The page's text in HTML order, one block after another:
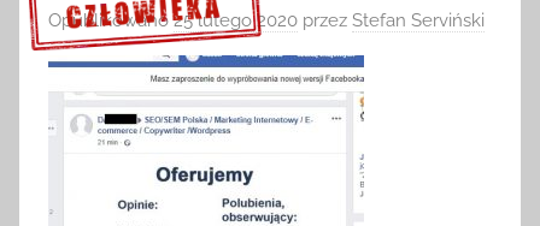
Sprawdź szczegóły >>>
Opublikowano25 lutego 2020 przez Stefan Serviński